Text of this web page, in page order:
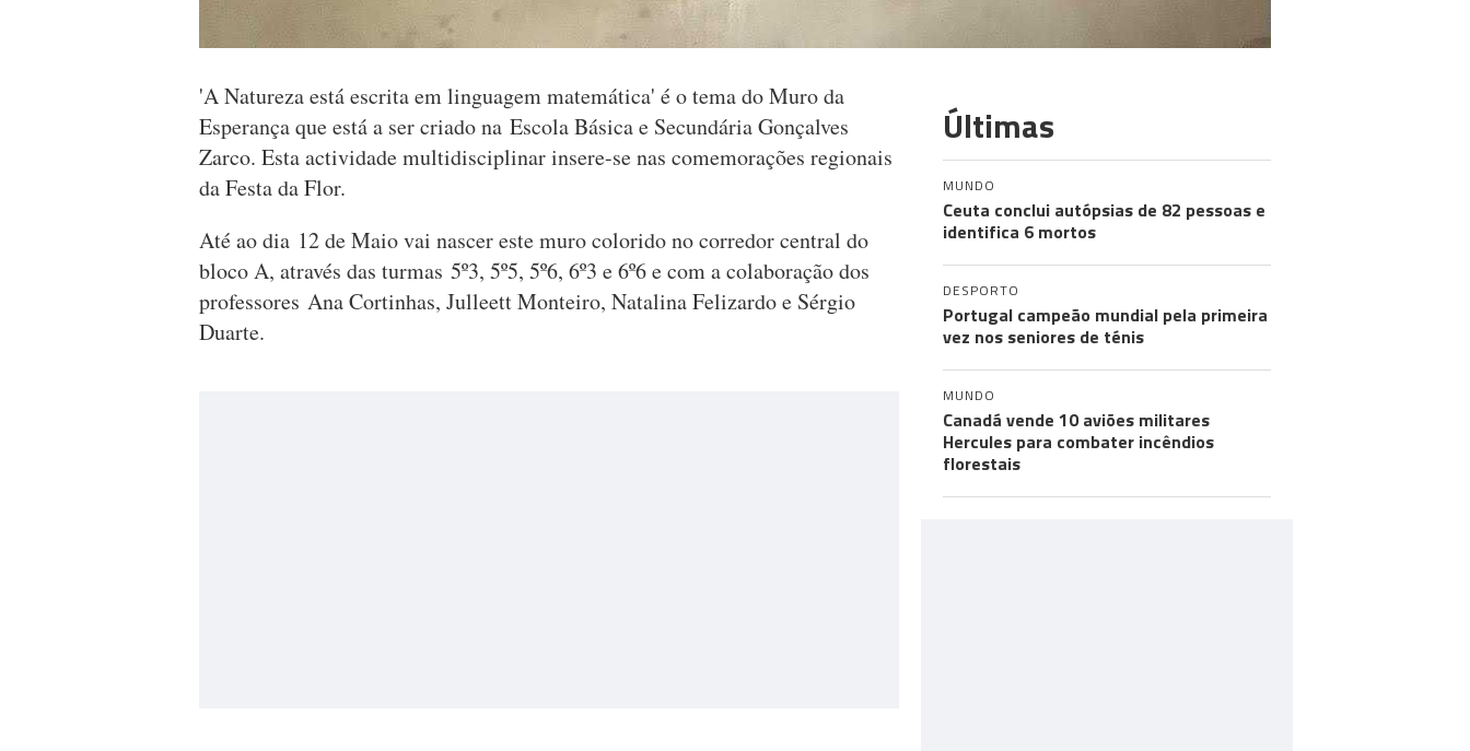
'A Natureza está escrita em linguagem matemática' é o tema do Muro da
Esperança que está a ser criado na Escola Básica e Secundária Gonçalves
Zarco. Esta actividade multidisciplinar insere-se nas comemorações regionais
da Festa da Flor.
Até ao dia 12 de Maio vai nascer este muro colorido no corredor central do
bloco A, através das turmas 5º3, 5º5, 5º6, 6º3 e 6º6 e com a colaboração dos
professores Ana Cortinhas, Julleett Monteiro, Natalina Felizardo e Sérgio
Duarte.
Últimas
MUNDO
Ceuta conclui autópsias de 82 pessoas e
identifica 6 mortos
DESPORTO
Portugal campeão mundial pela primeira
vez nos seniores de ténis
MUNDO
Canadá vende 10 aviões militares
Hercules para combater incêndios
florestais